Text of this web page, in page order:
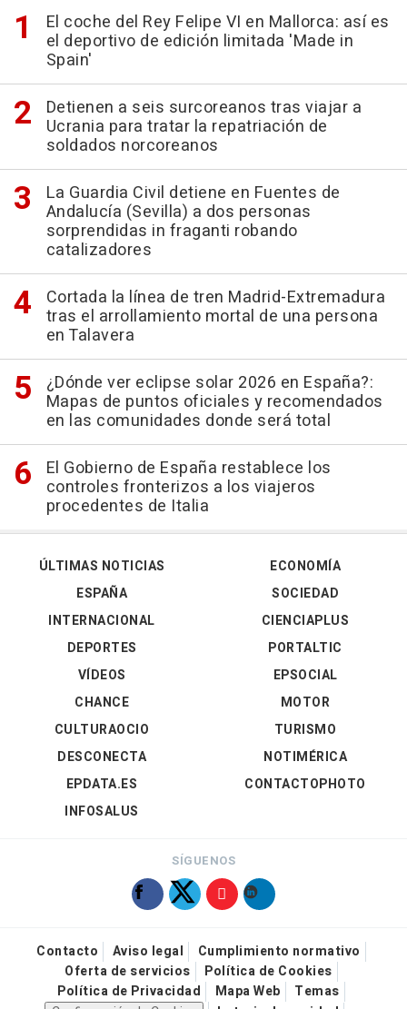
El coche del Rey Felipe VI en Mallorca: así es
el deportivo de edición limitada 'Made in
Spain'
Detienen a seis surcoreanos tras viajar a
Ucrania para tratar la repatriación de
soldados norcoreanos
La Guardia Civil detiene en Fuentes de
Andalucía (Sevilla) a dos personas
sorprendidas in fraganti robando
catalizadores
Cortada la línea de tren Madrid-Extremadura
tras el arrollamiento mortal de una persona
en Talavera
¿Dónde ver eclipse solar 2026 en España?:
Mapas de puntos oficiales y recomendados
en las comunidades donde será total
El Gobierno de España restablece los
controles fronterizos a los viajeros
procedentes de Italia
ÚLTIMAS NOTICIAS
ESPAÑA
INTERNACIONAL
DEPORTES
VÍDEOS
ECONOMÍA
SOCIEDAD
CIENCIAPLUS
PORTALTIC
EPSOCIAL
CHANCE
CULTURAOCIO
DESCONECTA
EPDATA.ES
INFOSALUS
MOTOR
TURISMO
NOTIMÉRICA
CONTACTOPHOTO
SÍGUENOS
Contacto Aviso legal
Cumplimiento normativo
Oferta de servicios
Política de Cookies
Política de Privacidad
Mapa Web
Temas